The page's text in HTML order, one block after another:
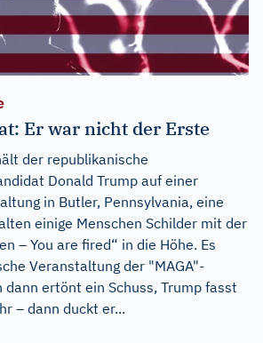
Er war nicht der Erste
der republikanische
Donald Trump auf einer
in Butler, Pennsylvania, eine
einige Menschen Schilder mit der
– You are fired“ in die Höhe. Es
Veranstaltung der "MAGA"-
dann ertönt ein Schuss, Trump fasst
– dann duckt er...